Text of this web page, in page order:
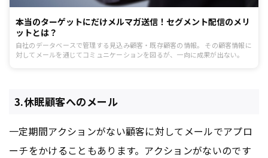
本当のターゲットにだけメルマガ送信！セグメント配信のメリ
ットとは？
自社のデータベースで管理する見込み顧客・既存顧客の情報。 その顧客情報に
対してメールを通じてコミュニケーションを図るが、一向に成果が出ない。
3.休眠顧客へのメール
一定期間アクションがない顧客に対してメールでアプロ
ーチをかけることもあります。アクションがないのです